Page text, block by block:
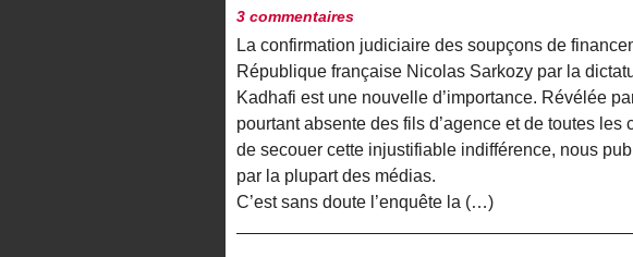
3 commentaires
La confirmation judiciaire des soupçons de
République française Nicolas Sarkozy par la
Kadhafi est une nouvelle d’importance. Révélée
pourtant absente des fils d’agence et de toutes les
de secouer cette injustifiable indifférence, nous
par la plupart des médias.
C’est sans doute l’enquête la (…)